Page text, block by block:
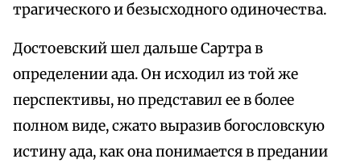
трагического и безысходного одиночества.
Достоевский шел дальше Сартра в
определении ада. Он исходил из той же
перспективы, но представил ее в более
полном виде, сжато выразив богословскую
истину ада, как она понимается в предании